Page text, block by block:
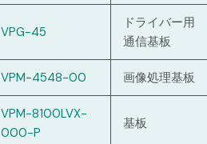
VPG-45
ドライバー用
通信基板
VPM-4548-00 画像処理基板
VPM-8100LVX-
000-P
基板